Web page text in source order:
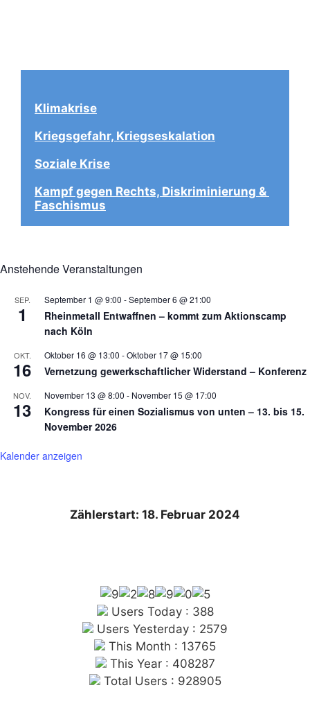
Klimakrise
Kriegsgefahr, Kriegseskalation
Soziale Krise
Kampf gegen Rechts, Diskriminierung &
Faschismus
Anstehende Veranstaltungen
SEP.
1
September 1 @ 9:00 -September 6 @ 21:00
Rheinmetall Entwaffnen – kommt zum Aktionscamp
nach Köln
OKT.
16
Oktober 16 @ 13:00 -Oktober 17 @ 15:00
Vernetzung gewerkschaftlicher Widerstand – Konferenz
NOV.
13
November 13 @ 8:00 - November 15 @ 17:00
Kongress für einen Sozialismus von unten – 13. bis 15.
November 2026
Kalender anzeigen
Zählerstart: 18. Februar 2024
Users Today : 388
Users Yesterday : 2579
This Month : 13765
This Year : 408287
Total Users : 928905